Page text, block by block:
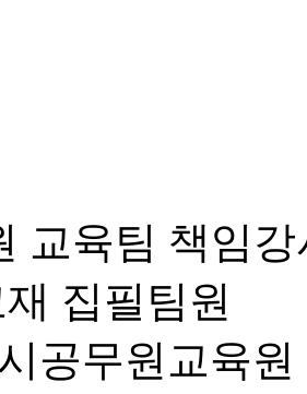
교육팀 책임강
집필팀원
공무원교육원